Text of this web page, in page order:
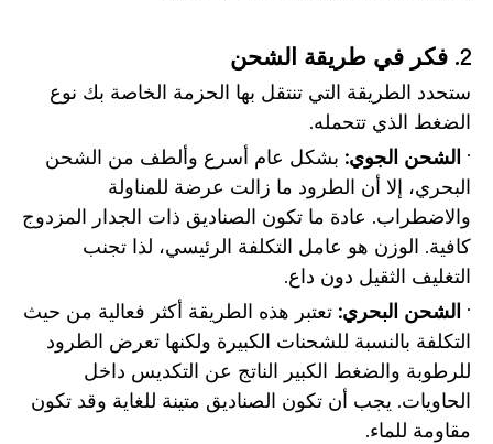
2. فكر في طريقة الشحن
ستحدد الطريقة التي تنتقل بها الحزمة الخاصة بك نوع
الضغط الذي تتحمله.
· الشحن الجوي: بشكل عام أسرع وألطف من الشحن
البحري، إلا أن الطرود ما زالت عرضة للمناولة
والاضطراب. عادة ما تكون الصناديق ذات الجدار المزدوج
كافية. الوزن هو عامل التكلفة الرئيسي، لذا تجنب
التغليف الثقيل دون داع.
· الشحن البحري: تعتبر هذه الطريقة أكثر فعالية من حيث
التكلفة بالنسبة للشحنات الكبيرة ولكنها تعرض الطرود
للرطوبة والضغط الكبير الناتج عن التكديس داخل
الحاويات. يجب أن تكون الصناديق متينة للغاية وقد تكون
مقاومة للماء.